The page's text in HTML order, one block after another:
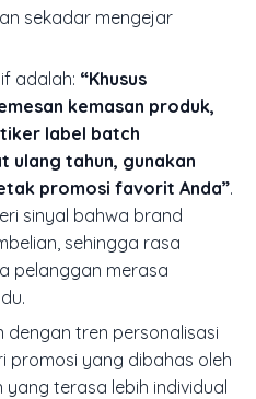
sekadar mengejar
adalah: “Khusus
kemasan produk,
label batch
ulang tahun, gunakan
promosi favorit Anda”.
sinyal bahwa brand
sehingga rasa
pelanggan merasa
dengan tren personalisasi
promosi yang dibahas oleh
yang terasa lebih individual